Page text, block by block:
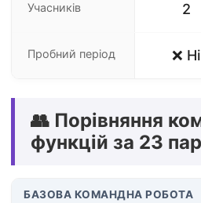
Учасників 2
Пробний період ❌ Ні
👥 Порівняння
функцій за 23
БАЗОВА КОМАНДНА РОБОТА